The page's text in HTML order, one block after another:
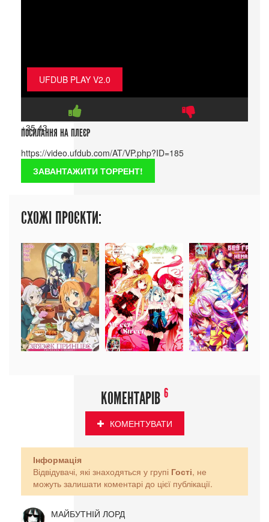
UFDUB PLAY V2.0
+35 43
ПОСИЛАННЯ НА ПЛЕЄР
ЗАВАНТАЖИТИ ТОРРЕНТ!
СХОЖІ ПРОЄКТИ:
КОМЕНТАРІВ 6
КОМЕНТУВАТИ
Інформація
Відвідувачі, які знаходяться у групі Гості, не
можуть залишати коментарі до цієї публікації.
МАЙБУТНІЙ ЛОРД